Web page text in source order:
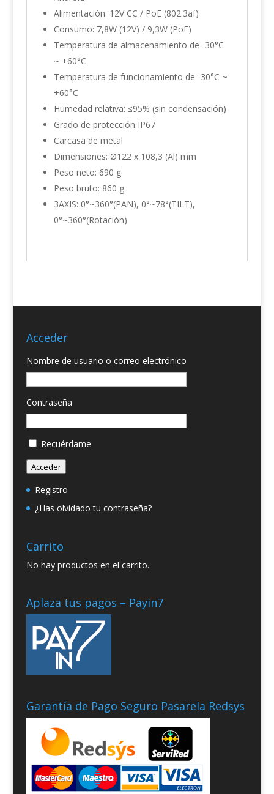
Alimentación: 12V CC / PoE (802.3af)
Consumo: 7,8W (12V) / 9,3W (PoE)
Temperatura de almacenamiento de -30°C
~ +60°C
Temperatura de funcionamiento de -30°C ~
+60°C
Humedad relativa: ≤95% (sin condensación)
Grado de protección IP67
Carcasa de metal
Dimensiones: Ø122 x 108,3 (Al) mm
Peso neto: 690 g
Peso bruto: 860 g
3AXIS: 0°~360°(PAN), 0°~78°(TILT),
0°~360°(Rotación)
Acceder
Nombre de usuario o correo electrónico
Contraseña
Recuérdame
Acceder
Registro
¿Has olvidado tu contraseña?
Carrito
No hay productos en el carrito.
Aplaza tus pagos – Payin7
Garantía de Pago Seguro Pasarela Redsys